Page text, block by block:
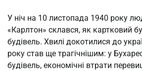
У ніч на 10 листопада 1940 року
«Карлтон» склався, як картковий
будівель. Хвилі докотилися до
року став ще трагічнішим: у
будівель, економічні втрати